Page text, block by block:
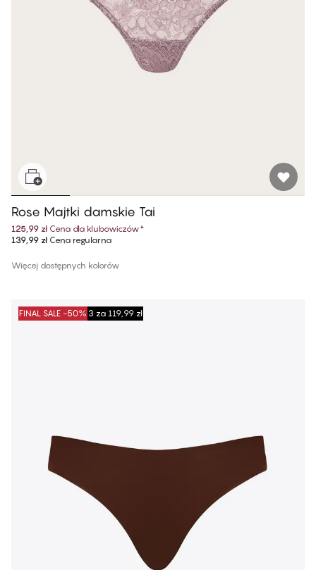
Rose Majtki damskie Tai
125,99 zł Cena dla klubowiczów*
139,99 złCena regularna
Więcej dostępnych kolorów
FINAL SALE -50% 3 za 119,99 zł